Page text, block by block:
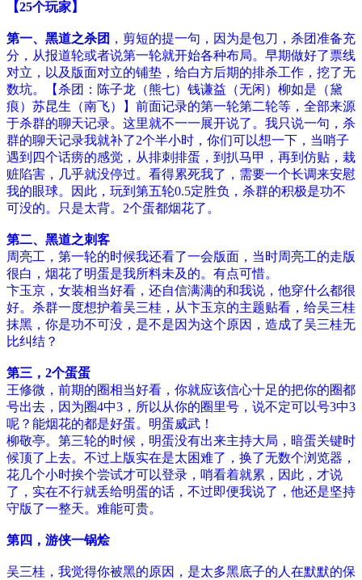
【25个玩家】
第一、黑道之杀团 ，剪短的提一句，因为是包刀，杀团准备充
分，从报道轮或者说第一轮就开始各种布局。早期做好了票线
对立，以及版面对立的铺垫，给白方后期的排杀工作，挖了无
数坑。【杀团：陈子龙（熊七）钱谦益（无闲）柳如是（黛
痕）苏昆生（南飞）】前面记录的第一轮第二轮等，全部来源
于杀群的聊天记录。这里就不一一展开说了。我只说一句，杀
群的聊天记录我就补了2个半小时，你们可以想一下，当哨子
遇到四个话痨的感觉，从排刺排蛋，到扒马甲，再到仿贴，栽
赃陷害，几乎就没停过。看得累死我了，需要一个长调来安慰
我的眼球。因此，玩到第五轮0.5定胜负，杀群的积极是功不
可没的。只是太背。2个蛋都烟花了。
第二、黑道之刺客
周亮工，第一轮的时候我还看了一会版面，当时周亮工的走版
很白，烟花了明蛋是我所料未及的。有点可惜。
卞玉京，女装相当好看，还自信满满的和我说，他穿什么都很
好。杀群一度想护着吴三桂，从卞玉京的主题贴看，给吴三桂
抹黑，你是功不可没，是不是因为这个原因，造成了吴三桂无
比纠结？
第三，2个蛋蛋
王修微，前期的圈相当好看，你就应该信心十足的把你的圈都
号出去，因为圈4中3，所以从你的圈里号，说不定可以号3中3
呢？能烟花的都是好蛋。明蛋威武！
柳敬亭。第三轮的时候，明蛋没有出来主持大局，暗蛋关键时
候顶了上去。不过上版实在是太困难了，换了无数个浏览器，
花几个小时挨个尝试才可以登录，哨看着就累，因此，才说
了，实在不行就丢给明蛋的话，不过即便我说了，他还是坚持
守版了一整天。难能可贵。
第四，游侠一锅烩
吴三桂，我觉得你被黑的原因，是太多黑底子的人在默默的保